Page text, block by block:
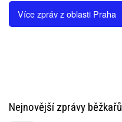
Více zpráv z oblasti Praha
Nejnovější zprávy běžkařů